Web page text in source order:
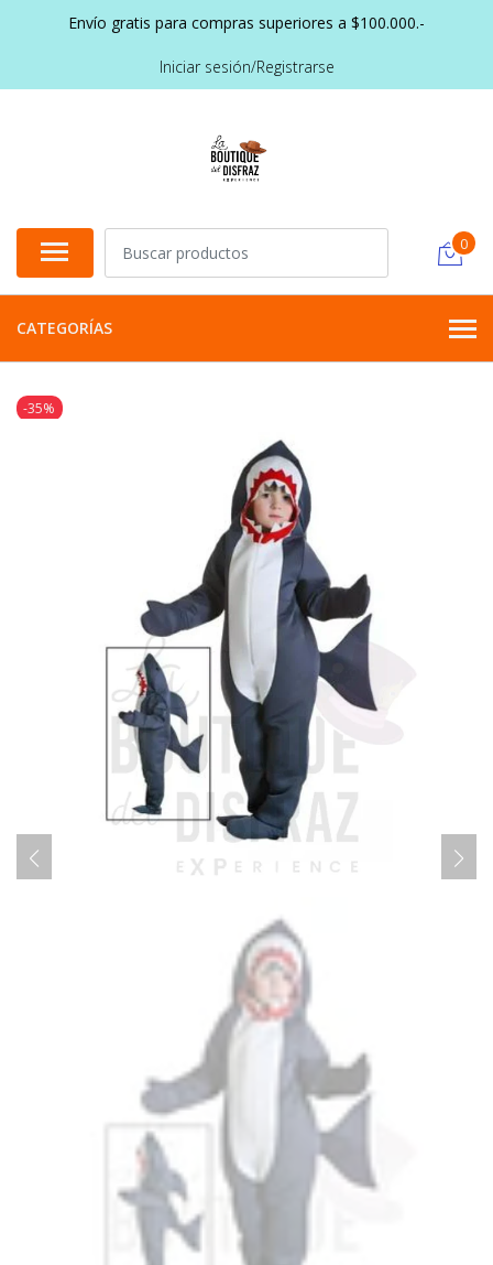
Envío gratis para compras superiores a $100.000.-
Iniciar sesión/Registrarse
0
CATEGORÍAS
-35%